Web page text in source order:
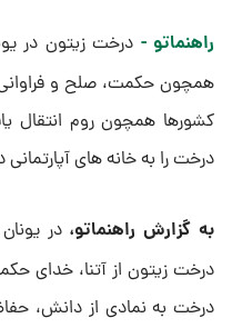
راهنماتو - درخت زیتون در
همچون حکمت، صلح و فراوانی
کشورها همچون روم انتقال
درخت را به خانه های
به گزارش راهنماتو،در
درخت زیتون از آتنا، خدای
درخت به نمادی از دانش،